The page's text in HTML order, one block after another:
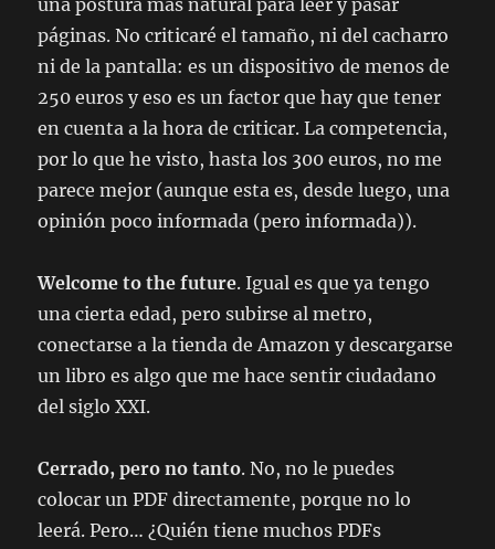
una postura más natural para leer y pasar
páginas. No criticaré el tamaño, ni del cacharro
ni de la pantalla: es un dispositivo de menos de
250 euros y eso es un factor que hay que tener
en cuenta a la hora de criticar. La competencia,
por lo que he visto, hasta los 300 euros, no me
parece mejor (aunque esta es, desde luego, una
opinión poco informada (pero informada)).
Welcome to the future. Igual es que ya tengo
una cierta edad, pero subirse al metro,
conectarse a la tienda de Amazon y descargarse
un libro es algo que me hace sentir ciudadano
del siglo XXI.
Cerrado, pero no tanto. No, no le puedes
colocar un PDF directamente, porque no lo
leerá. Pero… ¿Quién tiene muchos PDFs